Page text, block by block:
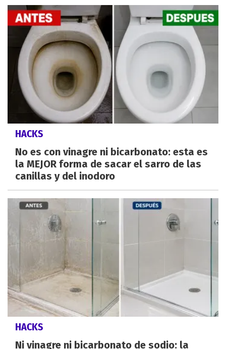
HACKS
No es con vinagre ni bicarbonato: esta es
la MEJOR forma de sacar el sarro de las
canillas y del inodoro
HACKS
Ni vinagre ni bicarbonato de sodio: la